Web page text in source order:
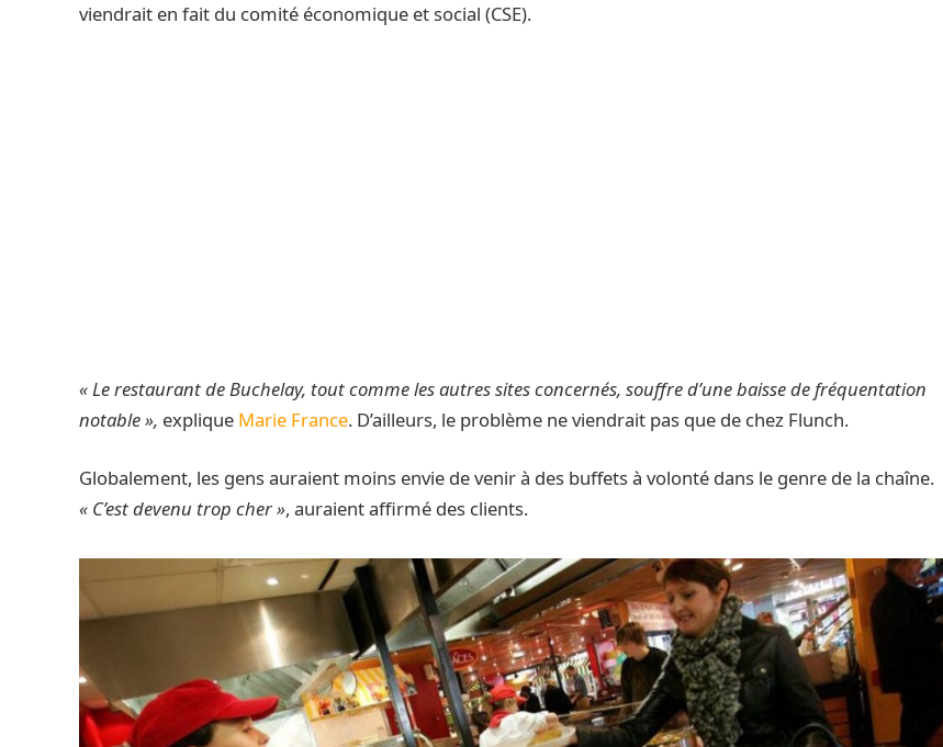
viendrait en fait du comité économique et social (CSE).
« Le restaurant de Buchelay, tout comme les autres sites concernés, souffre d’une baisse de fréquentation
notable », explique Marie France. D’ailleurs, le problème ne viendrait pas que de chez Flunch.
Globalement, les gens auraient moins envie de venir à des buffets à volonté dans le genre de la chaîne.
« C’est devenu trop cher », auraient affirmé des clients.